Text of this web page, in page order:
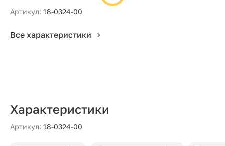
Артикул: 18-0324-00
Все характеристики
Характеристики
Артикул: 18-0324-00